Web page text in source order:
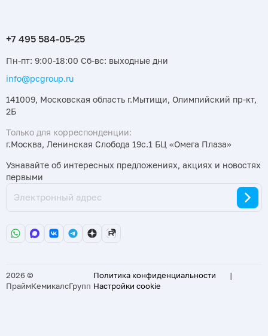
Пн-пт: 9:00-18:00 Сб-вс: выходные дни
info@pcgroup.ru
141009, Московская область г.Мытищи, Олимпийский пр-кт,
2Б
Только для корреспонденции:
г.Москва, Ленинская Слобода 19с.1 БЦ «Омега Плаза»
Узнавайте об интересных предложениях, акциях и новостях
первыми
2026 ©
ПраймКемикалсГрупп
Политика конфиденциальности
|
Настройки cookie